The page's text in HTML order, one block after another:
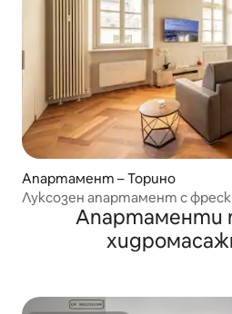
Апартамент – Торино
Луксозен апартамент с
разположен]Апартаменти